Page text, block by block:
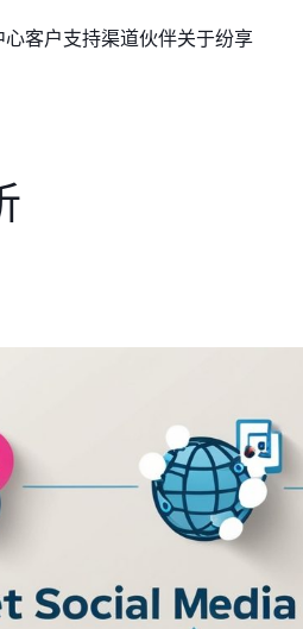
心客户支持渠道伙伴关于纷享